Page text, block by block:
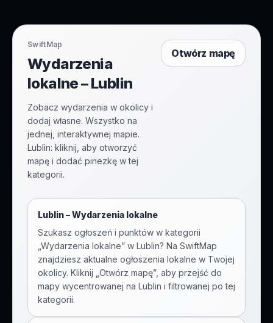
SwiftMap
Wydarzenia
lokalne – Lublin
Zobacz wydarzenia w okolicy i
dodaj własne. Wszystko na
jednej, interaktywnej mapie.
Lublin: kliknij, aby otworzyć
mapę i dodać pinezkę w tej
kategorii.
Otwórz mapę
Lublin–Wydarzenia lokalne
Szukasz ogłoszeń i punktów w kategorii
Wydarzenia lokalne” w Lublin? Na SwiftMap
znajdziesz aktualne ogłoszenia lokalne w Twojej
okolicy. Kliknij „Otwórz mapę”, aby przejść do
mapy wycentrowanej na Lublin i filtrowanej po tej
kategorii.